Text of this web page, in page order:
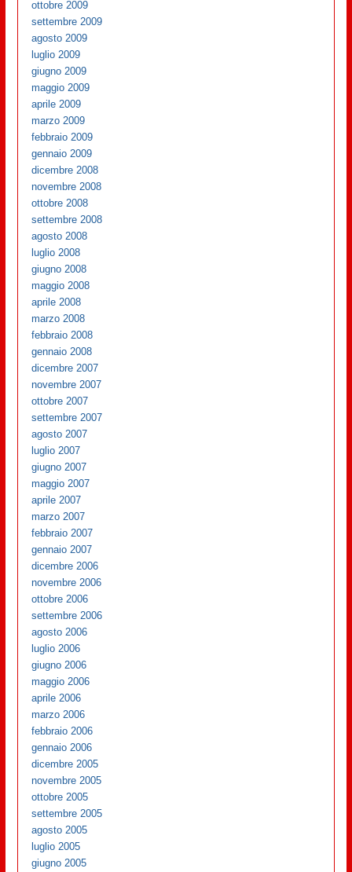
ottobre 2009
settembre 2009
agosto 2009
luglio 2009
giugno 2009
maggio 2009
aprile 2009
marzo 2009
febbraio 2009
gennaio 2009
dicembre 2008
novembre 2008
ottobre 2008
settembre 2008
agosto 2008
luglio 2008
giugno 2008
maggio 2008
aprile 2008
marzo 2008
febbraio 2008
gennaio 2008
dicembre 2007
novembre 2007
ottobre 2007
settembre 2007
agosto 2007
luglio 2007
giugno 2007
maggio 2007
aprile 2007
marzo 2007
febbraio 2007
gennaio 2007
dicembre 2006
novembre 2006
ottobre 2006
settembre 2006
agosto 2006
luglio 2006
giugno 2006
maggio 2006
aprile 2006
marzo 2006
febbraio 2006
gennaio 2006
dicembre 2005
novembre 2005
ottobre 2005
settembre 2005
agosto 2005
luglio 2005
giugno 2005